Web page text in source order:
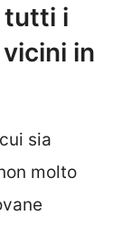
tutti i
in
sia
molto